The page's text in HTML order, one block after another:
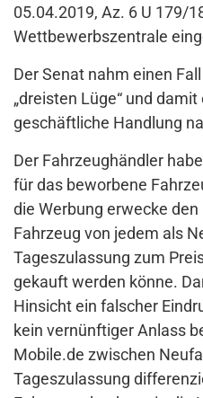
05.04.2019, Az. 6 U 179/
Wettbewerbszentrale
Der Senat nahm einen
„dreisten Lüge“ und
geschäftliche Handlung
Der Fahrzeughändler
für das beworbene
die Werbung erwecke den
Fahrzeug von jedem als
Tageszulassung zum
gekauft werden könne.
Hinsicht ein falscher
kein vernünftiger Anlass
Mobile.de zwischen
Tageszulassung